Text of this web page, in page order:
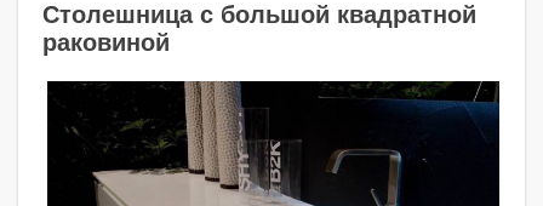
Столешница с большой квадратной
раковиной